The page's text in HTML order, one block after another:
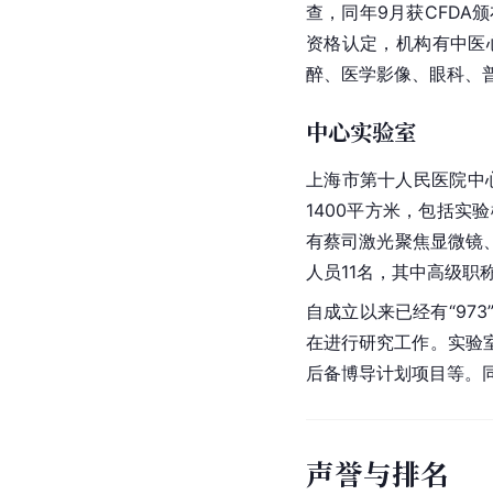
查，同年9月获CFDA
资格认定，机构有中
醉、医学影像、眼科、
中心实验室
上海市第十人民医院
1400平方米，包括实
有蔡司激光聚焦显微镜
人员11名，其中高级职
自成立以来已经有
在进行研究工作。实验
后备博导计划项目等。
声誉与排名